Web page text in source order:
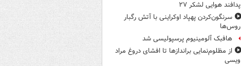
پدافند هوایی لشکر ۲۷
سرنگون‌کردن پهپاد اوکراینی با آتش رگبار
روس‌ها
هافبک آلومینیوم پرسپولیسی شد
از مظلوم‌نمایی براندازها تا افشای دروغ مراد
ویسی